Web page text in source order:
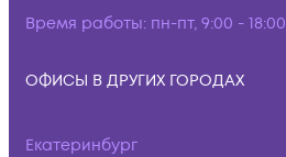
Время работы: пн-пт, 9:00 - 18:00
ОФИСЫ В ДРУГИХ ГОРОДАХ
Екатеринбург